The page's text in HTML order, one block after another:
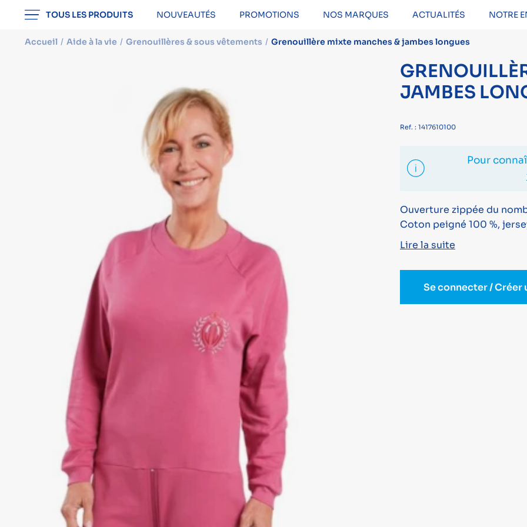
TOUS LES PRODUITS NOUVEAUTÉS PROMOTIONS NOS MARQUES ACTUALITÉS NOTRE
Accueil Aide à la vie Grenouillères & sous vêtements Grenouillère mixte manches & jambes longues
JAMBES
Ref. : 1417610100
Pour
Ouverture zippée du
Coton peigné 100 %,
Lire la suite
Se connecter / Créer